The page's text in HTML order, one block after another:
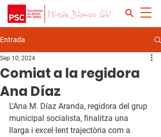
Entrada
Comiat a la regidora
Ana Díaz
Sep 10, 2024
L'Ana M. Díaz Aranda, regidora del grup
municipal socialista, finalitza una
llarga i excel·lent trajectòria com a